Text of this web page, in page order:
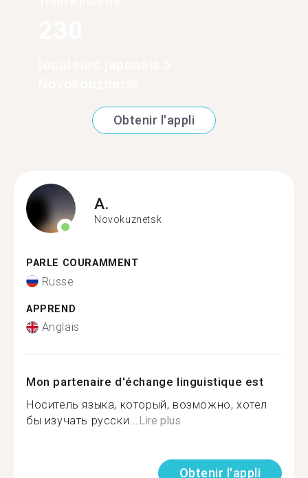
Obtenir l'appli
A.
Novokuznetsk
PARLE COURAMMENT
Russe
APPREND
Anglais
Mon partenaire d'échange linguistique est
Носитель языка, который, возможно, хотел
бы изучать русски...Lire plus
Obtenir l'appli